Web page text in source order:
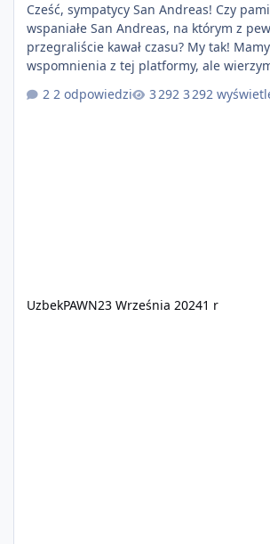
Cześć, sympatycy San Andreas! Czy
wspaniałe San Andreas, na którym z
przegraliście kawał czasu? My tak!
wspomnienia z tej platformy, ale
nowopowstającym projekcie RolePlay:
uda nam się zbudować nowe, piękne
2 odpowiedzi 3 292
UzbekPAWN23 Września 20241 r